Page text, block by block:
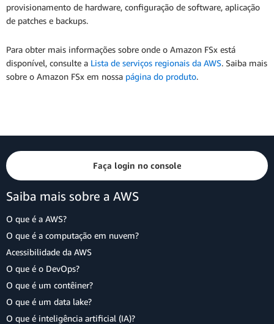
provisionamento de hardware, configuração de software, aplicação
de patches e backups.
Para obter mais informações sobre onde o Amazon FSx está
disponível, consulte a Lista de serviços regionais da AWS. Saiba mais
sobre o Amazon FSx em nossa página do produto.
Faça login no console
Saiba mais sobre a AWS
O que é a AWS?
O que é a computação em nuvem?
Acessibilidade da AWS
O que é o DevOps?
O que é um contêiner?
O que é um data lake?
O que é inteligência artificial (IA)?